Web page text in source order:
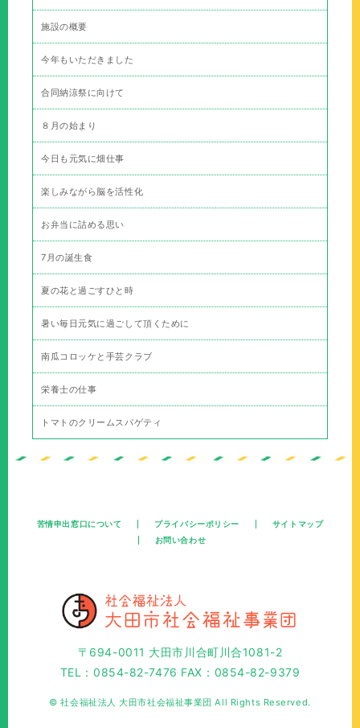
施設の概要
今年もいただきました
合同納涼祭に向けて
８月の始まり
今日も元気に畑仕事
楽しみながら脳を活性化
お弁当に詰める思い
7月の誕生食
夏の花と過ごすひと時
暑い毎日元気に過ごして頂くために
南瓜コロッケと手芸クラブ
栄養士の仕事
トマトのクリームスパゲティ
苦情申出窓口について プライバシーポリシー
サイトマップ
お問い合わせ
〒694-0011 大田市川合町川合1081-2
TEL：0854-82-7476 FAX：0854-82-9379
© 社会福祉法人 大田市社会福祉事業団 All Rights Reserved.